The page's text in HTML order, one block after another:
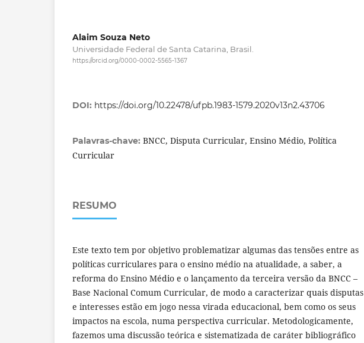
Alaim Souza Neto
Universidade Federal de Santa Catarina, Brasil.
https://orcid.org/0000-0002-5565-1367
DOI: https://doi.org/10.22478/ufpb.1983-1579.2020v13n2.43706
Palavras-chave: BNCC, Disputa Curricular, Ensino Médio, Política
Curricular
RESUMO
Este texto tem por objetivo problematizar algumas das tensões entre as
políticas curriculares para o ensino médio na atualidade, a saber, a
reforma do Ensino Médio e o lançamento da terceira versão da BNCC –
Base Nacional Comum Curricular, de modo a caracterizar quais disputas
e interesses estão em jogo nessa virada educacional, bem como os seus
impactos na escola, numa perspectiva curricular. Metodologicamente,
fazemos uma discussão teórica e sistematizada de caráter bibliográfico